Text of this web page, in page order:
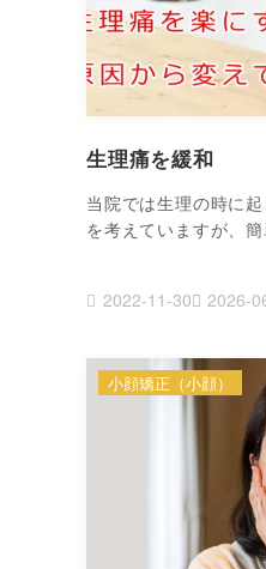
生理痛を緩和
当院では生理の時に
を考えていますが、
2022-11-30 2026-
小顔矯正（小顔）